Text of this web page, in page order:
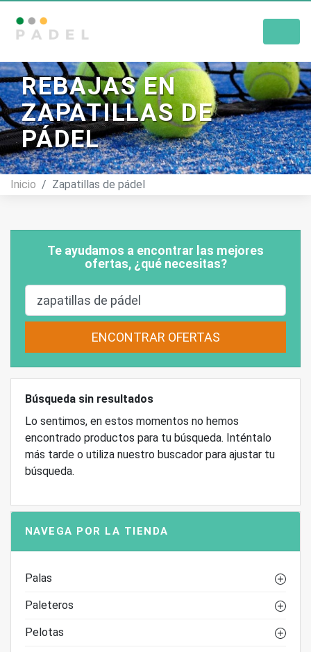
REBAJAS EN
ZAPATILLAS DE
PÁDEL
Inicio Zapatillas de pádel
NAVEGA POR LA TIENDA
Palas
Paleteros
Pelotas
Te ayudamos a encontrar las mejores
ofertas, ¿qué necesitas?
ENCONTRAR OFERTAS
Búsqueda sin resultados
Lo sentimos, en estos momentos no hemos
encontrado productos para tu búsqueda. Inténtalo
más tarde o utiliza nuestro buscador para ajustar tu
búsqueda.